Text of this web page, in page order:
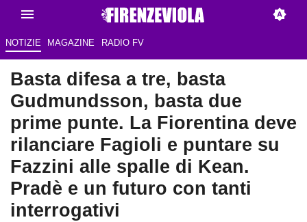
NOTIZIE MAGAZINE RADIO FV
Basta difesa a tre, basta
Gudmundsson, basta due
prime punte. La Fiorentina deve
rilanciare Fagioli e puntare su
Fazzini alle spalle di Kean.
Pradè e un futuro con tanti
interrogativi